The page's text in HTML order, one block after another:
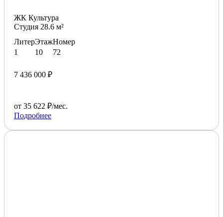
ЖК Культура
Студия 28.6 м²
Литер
1
Этаж
10
Номер
72
7 436 000 ₽
от 35 622 ₽/мес.
Подробнее